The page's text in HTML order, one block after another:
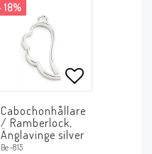
i favoritlistan
18%
Lägg till i
Cabochonhållare
/ Ramberlock,
Änglavinge silver
Be-815